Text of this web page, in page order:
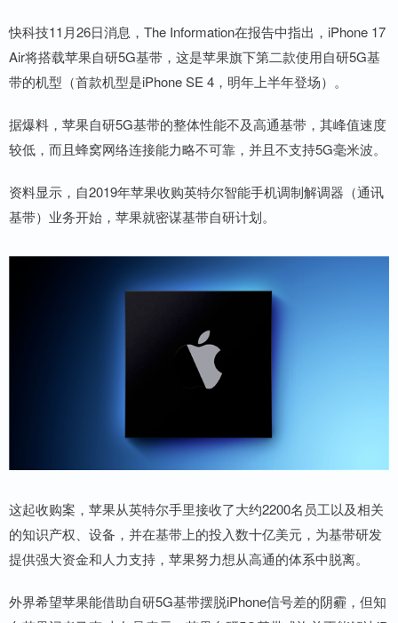
快科技11月26日消息，The Information在报告中指出，iPhone 17
Air将搭载苹果自研5G基带，这是苹果旗下第二款使用自研5G基
带的机型（首款机型是iPhone SE 4，明年上半年登场）。
据爆料，苹果自研5G基带的整体性能不及高通基带，其峰值速度
较低，而且蜂窝网络连接能力略不可靠，并且不支持5G毫米波。
资料显示，自2019年苹果收购英特尔智能手机调制解调器（通讯
基带）业务开始，苹果就密谋基带自研计划。
这起收购案，苹果从英特尔手里接收了大约2200名员工以及相关
的知识产权、设备，并在基带上的投入数十亿美元，为基带研发
提供强大资金和人力支持，苹果努力想从高通的体系中脱离。
外界希望苹果能借助自研5G基带摆脱iPhone信号差的阴霾，但知